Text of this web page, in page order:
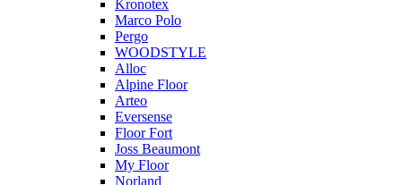
Kronotex
Marco Polo
Pergo
WOODSTYLE
Alloc
Alpine Floor
Arteo
Eversense
Floor Fort
Joss Beaumont
My Floor
Norland